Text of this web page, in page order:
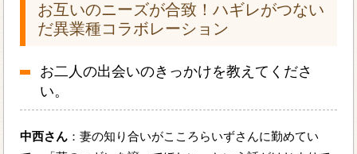
お互いのニーズが合致！ハギレがつない
だ異業種コラボレーション
お二人の出会いのきっかけを教えてくださ
い。
中西さん ：妻の知り合いがこころらいずさんに勤めてい